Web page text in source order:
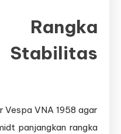
Rangka
VNA 1958 agar
panjangkan rangka